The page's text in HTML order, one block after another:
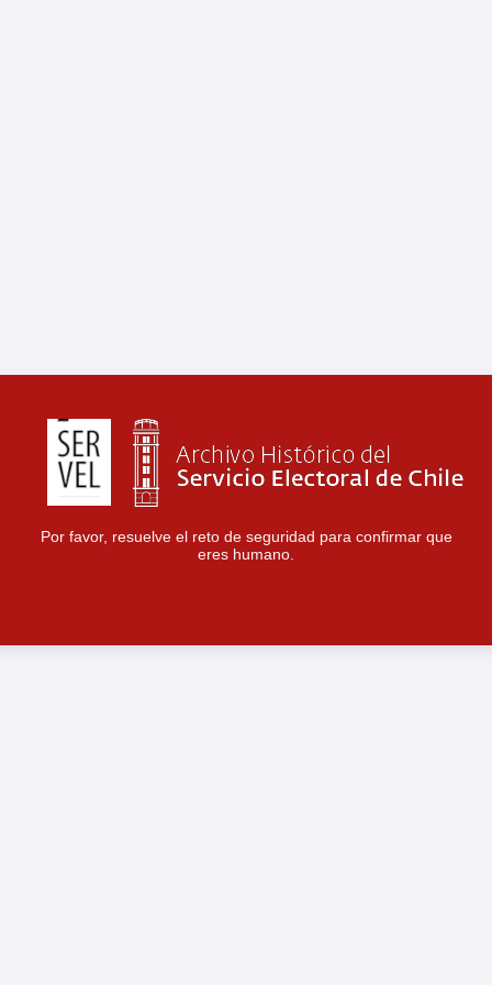
Por favor, resuelve el reto de seguridad para confirmar que
eres humano.